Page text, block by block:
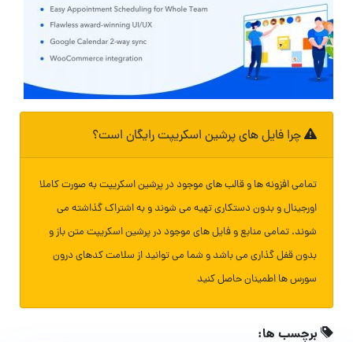
چرا فایل های پرشین اسکریپت رایگان است؟
تمامی افزونه ها و قالب های موجود در پرشین اسکریپت به صورت کاملا
اورجینال و بدون دستکاری تهیه می شوند و به اشتراک گذاشته می
شوند. تمامی منابع و فایل های موجود در پرشین اسکریپت متن باز و
بدون قفل گذاری می باشد و شما می توانید از سلامت کدهای درون
سورس ها اطمینان حاصل کنید
برچسب ها: